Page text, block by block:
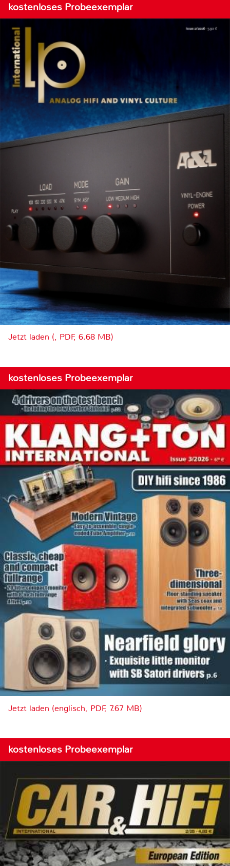
kostenloses Probeexemplar
Jetzt laden (, PDF, 6.68 MB)
kostenloses Probeexemplar
Jetzt laden (englisch, PDF, 7.67 MB)
kostenloses Probeexemplar